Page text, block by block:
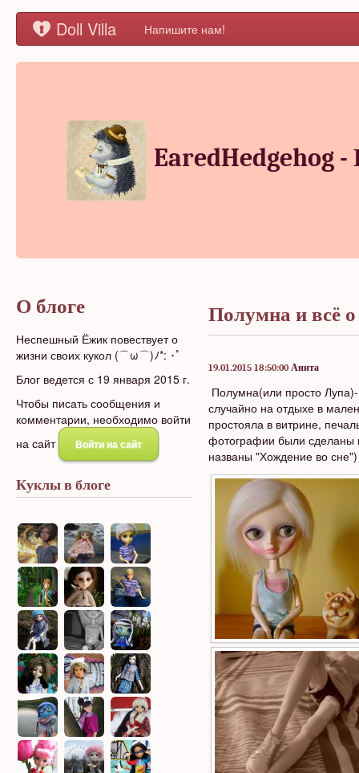
Doll Villa Напишите нам!
EaredHedgehog
О блоге
Неспешный Ёжик повествует о
жизни своих кукол (⌒ω⌒)ﾉ*: ･ﾟ
Блог ведется с 19 января 2015 г.
Чтобы писать сообщения и
комментарии, необходимо войти
на сайт
Войти на сайт
Куклы в блоге
Полумна и всё
19.01.2015 18:50:00 Анита
Полумна(или просто
случайно на отдыхе в
простояла в витрине,
фотографии были сделаны
названы "Хождение во